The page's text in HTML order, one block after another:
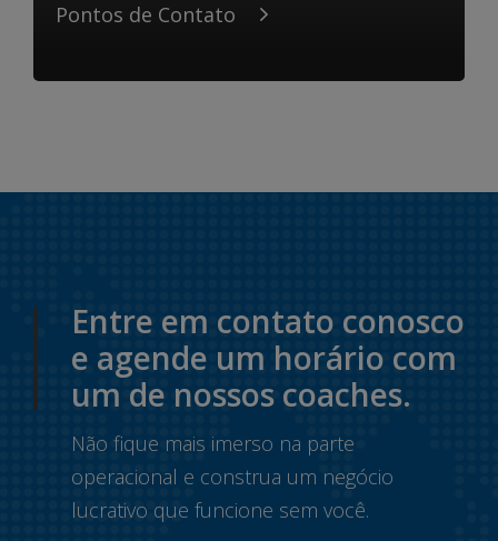
Pontos de Contato
Entre em contato conosco
e agende um horário com
um de nossos coaches.
Não fique mais imerso na parte
operacional e construa um negócio
lucrativo que funcione sem você.